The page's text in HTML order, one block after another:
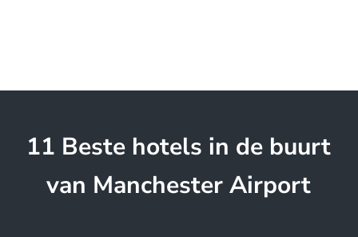
11 Beste hotels in de buurt
van Manchester Airport